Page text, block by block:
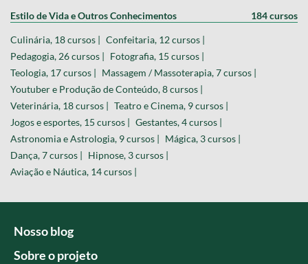
Estilo de Vida e Outros Conhecimentos 184 cursos
Culinária, 18 cursos | Confeitaria, 12 cursos |
Pedagogia, 26 cursos | Fotografia, 15 cursos |
Teologia, 17 cursos | Massagem / Massoterapia, 7 cursos |
Youtuber e Produção de Conteúdo, 8 cursos |
Veterinária, 18 cursos | Teatro e Cinema, 9 cursos |
Jogos e esportes, 15 cursos | Gestantes, 4 cursos |
Astronomia e Astrologia, 9 cursos | Mágica, 3 cursos |
Dança, 7 cursos | Hipnose, 3 cursos |
Aviação e Náutica, 14 cursos |
Nosso blog
Sobre o projeto